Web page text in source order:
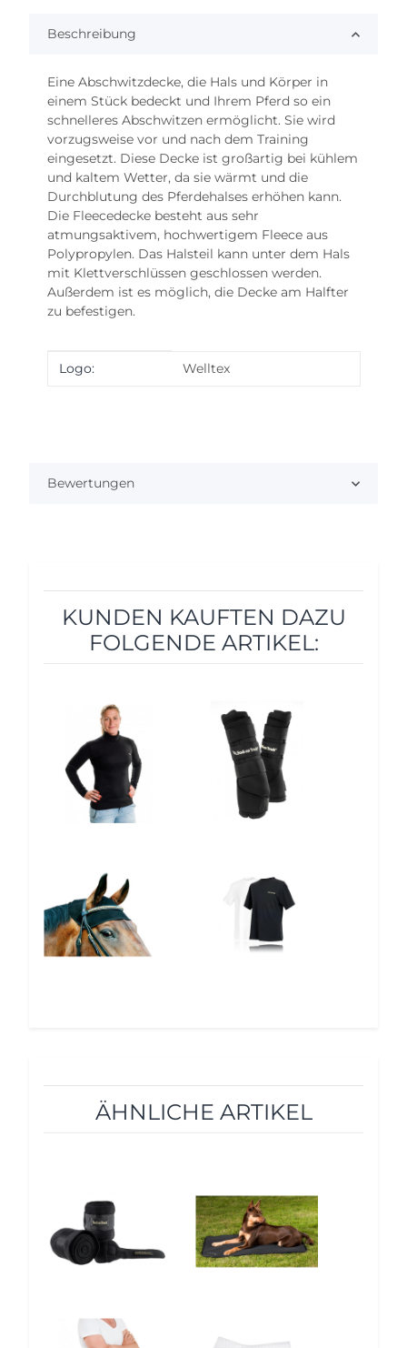
Beschreibung
Eine Abschwitzdecke, die Hals und Körper in
einem Stück bedeckt und Ihrem Pferd so ein
schnelleres Abschwitzen ermöglicht. Sie wird
vorzugsweise vor und nach dem Training
eingesetzt. Diese Decke ist großartig bei kühlem
und kaltem Wetter, da sie wärmt und die
Durchblutung des Pferdehalses erhöhen kann.
Die Fleecedecke besteht aus sehr
atmungsaktivem, hochwertigem Fleece aus
Polypropylen. Das Halsteil kann unter dem Hals
mit Klettverschlüssen geschlossen werden.
Außerdem ist es möglich, die Decke am Halfter
zu befestigen.
Produkteigenschaft
Wert
Logo: Welltex
Bewertungen
KUNDEN KAUFTEN DAZU
FOLGENDE ARTIKEL:
12% 10%
ÄHNLICHE ARTIKEL
12%